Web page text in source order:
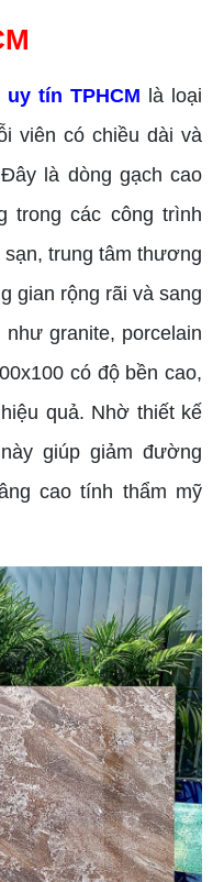
uy tín TPHCM là loại
viên có chiều dài và
là dòng gạch cao
trong các công trình
trung tâm thương
gian rộng rãi và sang
granite, porcelain
có độ bền cao,
quả. Nhờ thiết kế
giúp giảm đường
cao tính thẩm mỹ